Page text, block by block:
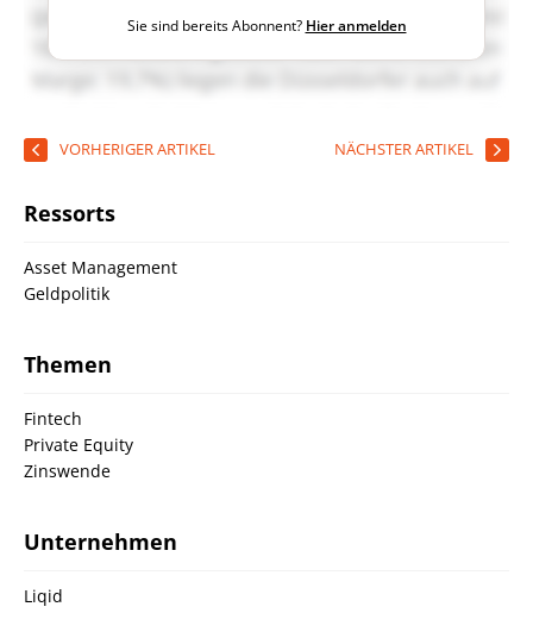
Sie sind bereits Abonnent? Hier anmelden
VORHERIGER ARTIKEL NÄCHSTER ARTIKEL
Ressorts
Asset Management
Geldpolitik
Themen
Fintech
Private Equity
Zinswende
Unternehmen
Liqid